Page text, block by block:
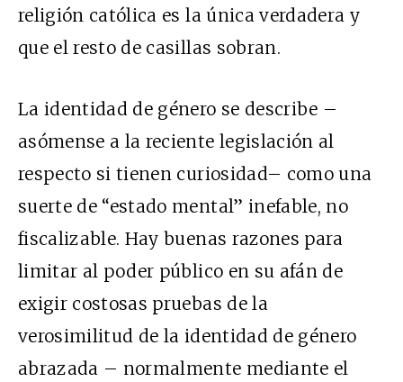
religión católica es la única verdadera y
que el resto de casillas sobran.
La identidad de género se describe –
asómense a la reciente legislación al
respecto si tienen curiosidad– como una
suerte de “estado mental” inefable, no
fiscalizable. Hay buenas razones para
limitar al poder público en su afán de
exigir costosas pruebas de la
verosimilitud de la identidad de género
abrazada – normalmente mediante el